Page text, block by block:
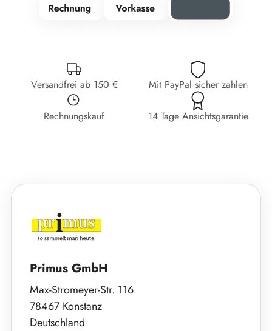
Versandfrei ab 150 € Mit PayPal sicher zahlen
Rechnungskauf 14 Tage Ansichtsgarantie
Primus GmbH
Max-Stromeyer-Str. 116
78467 Konstanz
Deutschland